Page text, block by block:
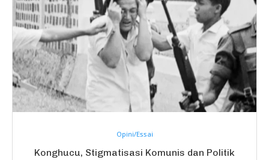
Opini/Essai
Konghucu, Stigmatisasi Komunis dan Politik